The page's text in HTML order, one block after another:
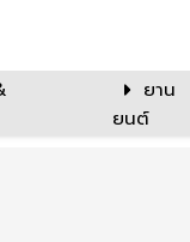
ยาน
ยนต์